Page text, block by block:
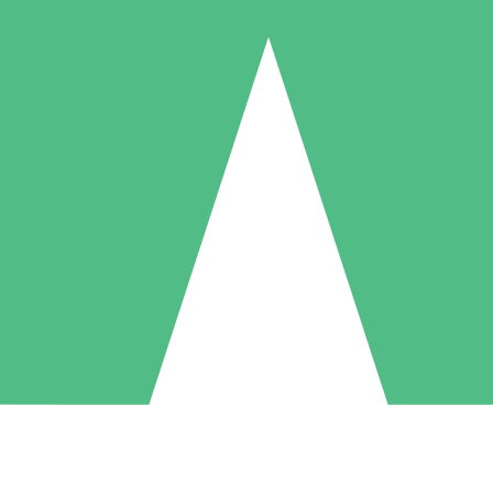
Individuele Creditpakketten
per gebruik met downloadtegoeden. Geen maandelijkse verplichting
5 Downloaden
US$